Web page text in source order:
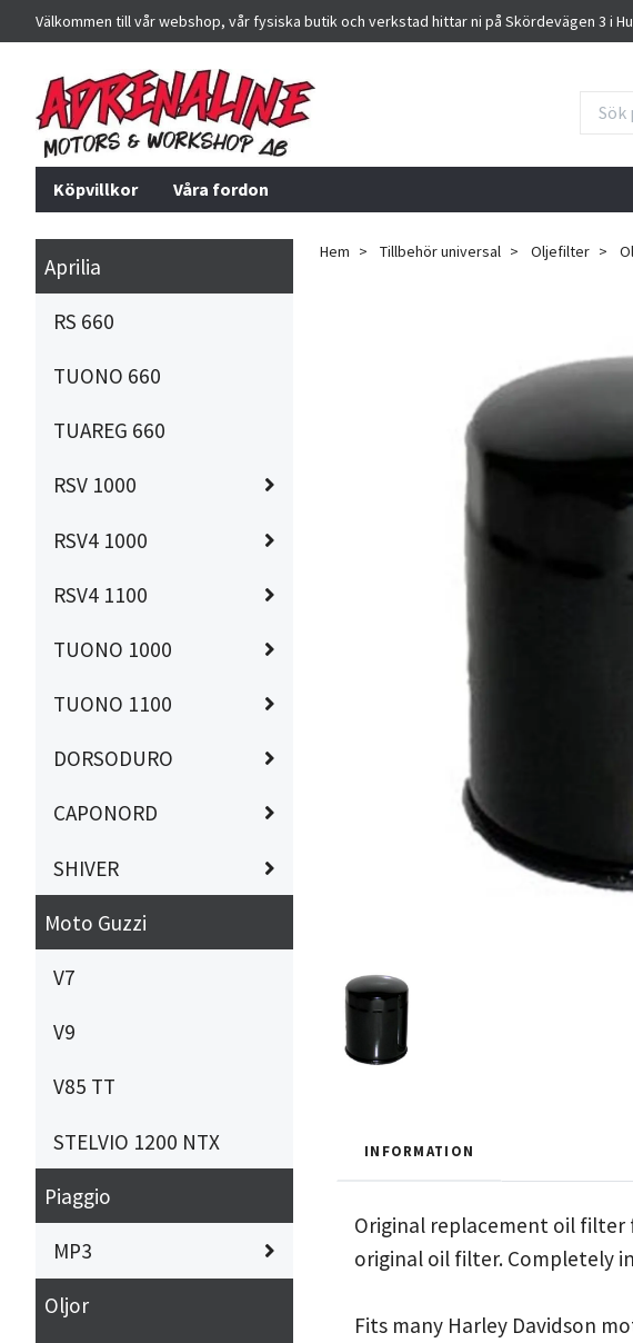
Välkommen till vår webshop, vår fysiska butik och verkstad hittar ni på Skördevägen 3 i
Köpvillkor Våra fordon
Aprilia
RS 660
TUONO 660
TUAREG 660
RSV 1000
RSV4 1000
RSV4 1100
TUONO 1000
TUONO 1100
DORSODURO
CAPONORD
SHIVER
Moto Guzzi
V7
V9
V85 TT
STELVIO 1200 NTX
Piaggio
MP3
Oljor
Hem Tillbehör universal Oljefilter
INFORMATION
Original replacement oil filter
original oil filter. Completely
Fits many Harley Davidson